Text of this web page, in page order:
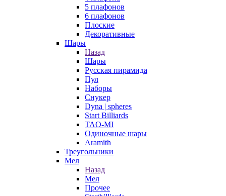
5 плафонов
6 плафонов
Плоские
Декоративные
Шары
Назад
Шары
Русская пирамида
Пул
Наборы
Снукер
Dyna | spheres
Start Billiards
TAO-MI
Одиночные шары
Aramith
Треугольники
Мел
Назад
Мел
Прочее